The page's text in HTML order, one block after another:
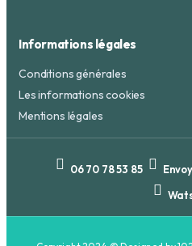
Informations légales
Conditions générales
Les informations cookies
Mentions légales
06 70 78 53 85